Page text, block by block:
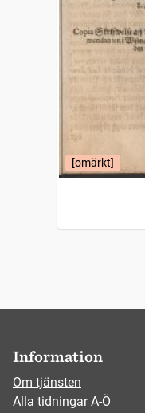
[omärkt]
Information
Om tjänsten
Alla tidningar A-Ö